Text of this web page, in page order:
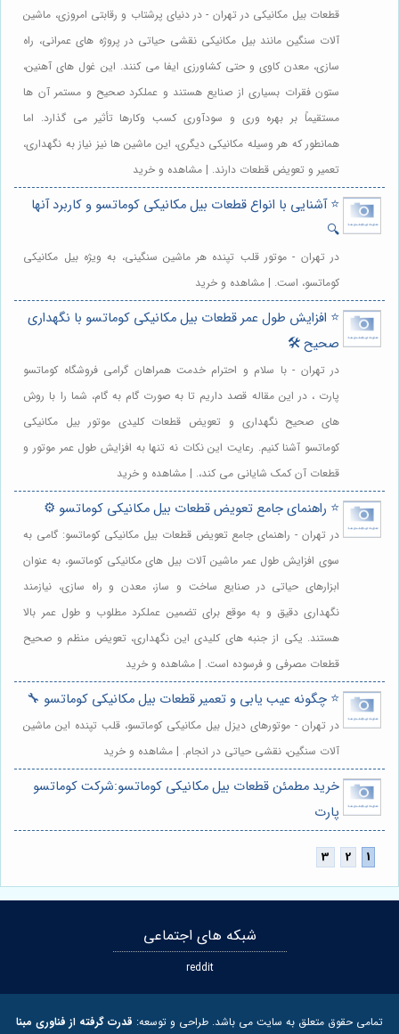
قطعات بیل مکانیکی در تهران - در دنیای پرشتاب و رقابتی امروزی، ماشین
آلات سنگین مانند بیل مکانیکی نقشی حیاتی در پروژه های عمرانی، راه
سازی، معدن کاوی و حتی کشاورزی ایفا می کنند. این غول های آهنین،
ستون فقرات بسیاری از صنایع هستند و عملکرد صحیح و مستمر آن ها
مستقیماً بر بهره وری و سودآوری کسب وکارها تأثیر می گذارد. اما
همانطور که هر وسیله مکانیکی دیگری، این ماشین ها نیز نیاز به نگهداری،
تعمیر و تعویض قطعات دارند. | مشاهده و خرید
⭐️ آشنایی با انواع قطعات بیل مکانیکی کوماتسو و کاربرد آنها
🔍
در تهران - موتور قلب تپنده هر ماشین سنگینی، به ویژه بیل مکانیکی
کوماتسو، است. | مشاهده و خرید
⭐️ افزایش طول عمر قطعات بیل مکانیکی کوماتسو با نگهداری
صحیح 🛠️
در تهران - با سلام و احترام خدمت همراهان گرامی فروشگاه کوماتسو
پارت ، در این مقاله قصد داریم تا به صورت گام به گام، شما را با روش
های صحیح نگهداری و تعویض قطعات کلیدی موتور بیل مکانیکی
کوماتسو آشنا کنیم. رعایت این نکات نه تنها به افزایش طول عمر موتور و
قطعات آن کمک شایانی می کند،. | مشاهده و خرید
⭐️ راهنمای جامع تعویض قطعات بیل مکانیکی کوماتسو ⚙️
در تهران - راهنمای جامع تعویض قطعات بیل مکانیکی کوماتسو: گامی به
سوی افزایش طول عمر ماشین آلات بیل های مکانیکی کوماتسو، به عنوان
ابزارهای حیاتی در صنایع ساخت و ساز، معدن و راه سازی، نیازمند
نگهداری دقیق و به موقع برای تضمین عملکرد مطلوب و طول عمر بالا
هستند. یکی از جنبه های کلیدی این نگهداری، تعویض منظم و صحیح
قطعات مصرفی و فرسوده است. | مشاهده و خرید
⭐️ چگونه عیب یابی و تعمیر قطعات بیل مکانیکی کوماتسو 🔧
در تهران - موتورهای دیزل بیل مکانیکی کوماتسو، قلب تپنده این ماشین
آلات سنگین، نقشی حیاتی در انجام. | مشاهده و خرید
خرید مطمئن قطعات بیل مکانیکی کوماتسو:شرکت کوماتسو
پارت
شبکه های اجتماعی
reddit
تمامی حقوق متعلق به سایت می باشد. طراحی و توسعه: قدرت گرفته از فناوری مبنا